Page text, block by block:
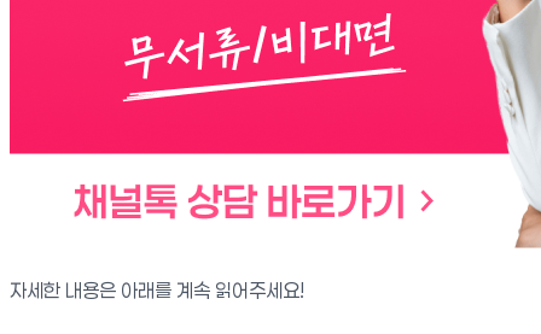
자세한 내용은 아래를 계속 읽어주세요!